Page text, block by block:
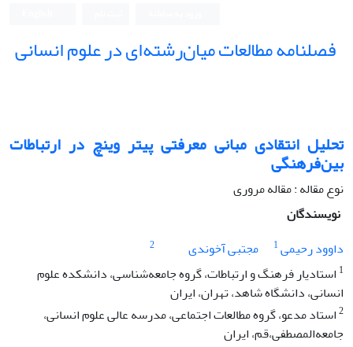
فصلنامه مطالعات میان‌رشته‌ای در علوم انسانی
تحلیل انتقادی مبانی معرفتی پیتر وینچ در ارتباطات
بین‌فرهنگی
نوع مقاله : مقاله مروری
نویسندگان
داوود رحیمی1 مجتبی آخوندی
2
1 استادیار فرهنگ و ارتباطات، گروه جامعه‌شناسی، دانشکده علوم
انسانی، دانشگاه شاهد، تهران، ایران
2استاد مدعو، گروه مطالعات اجتماعی، مدرسه عالی علوم انسانی،
جامعه‌المصطفی،قم، ایران